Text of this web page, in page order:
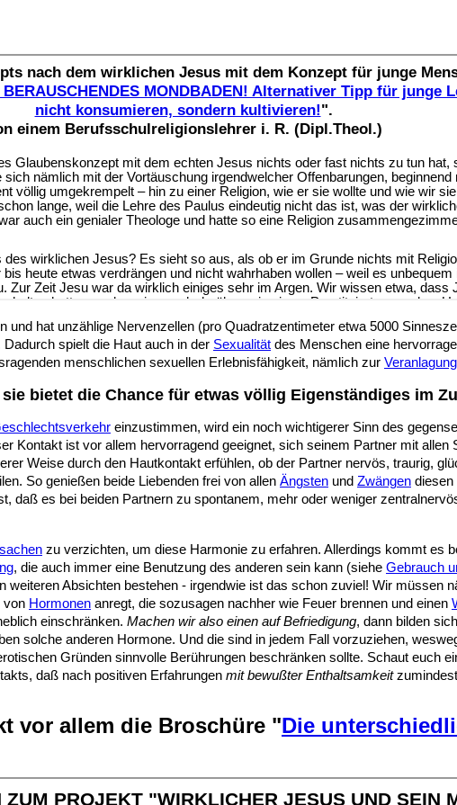
und hat unzählige Nervenzellen (pro Quadratzentimeter etwa 5000
spielt die Haut auch in der Sexualität des Menschen eine
menschlichen sexuellen Erlebnisfähigkeit, nämlich zur Veranlagung
bietet die Chance für etwas völlig Eigenständiges im
einzustimmen, wird ein noch wichtigerer Sinn des
Kontakt ist vor allem hervorragend geeignet, sich seinem Partner mit
Weise durch den Hautkontakt erfühlen, ob der Partner nervös, traurig,
So genießen beide Liebenden frei von allen Ängsten und Zwängen diesen
daß es bei beiden Partnern zu spontanem, mehr oder weniger
zu verzichten, um diese Harmonie zu erfahren. Allerdings kommt es
, die auch immer eine Benutzung des anderen sein kann (siehe Gebrauch
weiteren Absichten bestehen - irgendwie ist das schon zuviel! Wir müssen
von Hormonen anregt, die sozusagen nachher wie Feuer brennen und einen
einschränken. Machen wir also einen auf Befriedigung, dann bilden
solche anderen Hormone. Und die sind in jedem Fall vorzuziehen,
Gründen sinnvolle Berührungen beschränken sollte. Schaut euch
daß nach positiven Erfahrungen mit bewußter Enthaltsamkeit
vor allem die Broschüre "Die